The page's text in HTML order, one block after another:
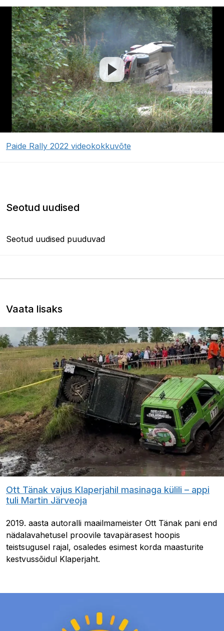
Paide Rally 2022 videokokkuvõte
Seotud uudised
Seotud uudised puuduvad
Vaata lisaks
Ott Tänak vajus Klaperjahil masinaga külili – appi
tuli Martin Järveoja
2019. aasta autoralli maailmameister Ott Tänak pani end
nädalavahetusel proovile tavapärasest hoopis
teistsugusel rajal, osaledes esimest korda maasturite
kestvussõidul Klaperjaht.